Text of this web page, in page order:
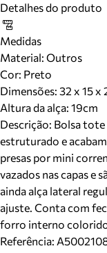
Detalhes do produto
Medidas
Material: Outros
Cor: Preto
Dimensões: 32 x 15 x
Altura da alça: 19cm
Descrição: Bolsa
estruturado e
presas por mini
vazados nas capas e
ainda alça lateral
ajuste. Conta com
forro interno
Referência: